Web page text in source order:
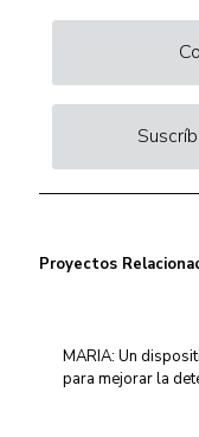
Proyectos
MARIA: Un
para mejorar la